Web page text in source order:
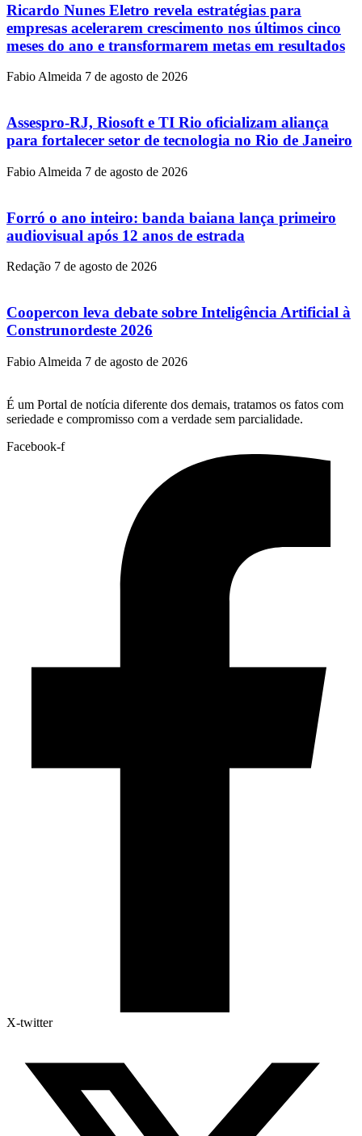
Ricardo Nunes Eletro revela estratégias para
empresas acelerarem crescimento nos últimos cinco
meses do ano e transformarem metas em resultados
Fabio Almeida 7 de agosto de 2026
Assespro-RJ, Riosoft e TI Rio oficializam aliança
para fortalecer setor de tecnologia no Rio de Janeiro
Fabio Almeida 7 de agosto de 2026
Forró o ano inteiro: banda baiana lança primeiro
audiovisual após 12 anos de estrada
Redação 7 de agosto de 2026
Coopercon leva debate sobre Inteligência Artificial à
Construnordeste 2026
Fabio Almeida 7 de agosto de 2026
É um Portal de notícia diferente dos demais, tratamos os fatos com
seriedade e compromisso com a verdade sem parcialidade.
Facebook-f
X-twitter